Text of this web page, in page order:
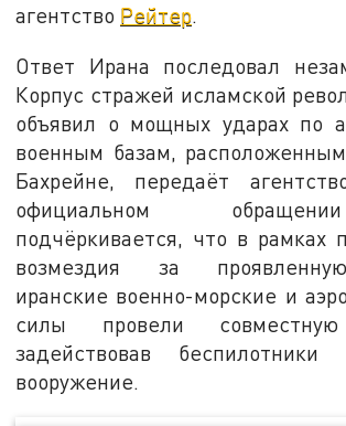
агентство Рейтер.
Ответ Ирана последовал
Корпус стражей исламской
объявил о мощных ударах по
военным базам,
Бахрейне, передаёт
официальном
подчёркивается, что в рамках
возмездия за
иранские военно-морские и
силы провели
задействовав
вооружение.